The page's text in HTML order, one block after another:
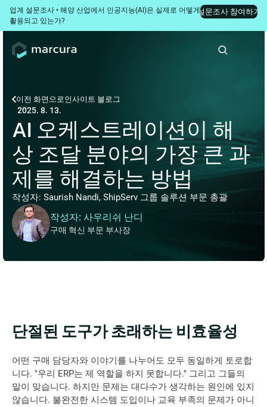
업계 설문조사 • 해양 산업에서 인공지능(AI)은 실제로 어떻게
활용되고 있는가?
설문조사 참여하기
이전 화면으로인사이트 블로그
2025. 8. 13.
AI 오케스트레이션이 해
상 조달 분야의 가장 큰 과
제를 해결하는 방법
작성자: Saurish Nandi, ShipServ 그룹 솔루션 부문 총괄
작성자: 사우리쉬 난디
구매 혁신 부문 부사장
단절된 도구가 초래하는 비효율성
어떤 구매 담당자와 이야기를 나누어도 모두 동일하게 토로합
니다. "우리 ERP는 제 역할을 하지 못합니다." 그리고 그들의
말이 맞습니다. 하지만 문제는 대다수가 생각하는 원인에 있지
않습니다. 불완전한 시스템 도입이나 교육 부족의 문제가 아니